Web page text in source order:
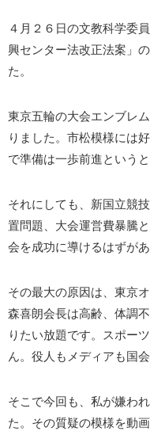
４月２６日の文教科学委
興センター法改正法案」
た。
東京五輪の大会エンブレ
りました。市松模様には
で準備は一歩前進という
それにしても、新国立競
置問題、大会運営費暴騰
会を成功に導けるはずがあ
その最大の原因は、東京
森喜朗会長は高齢、体調
りたい放題です。スポー
ん。役人もメディアも国
そこで今回も、私が嫌わ
た。その質疑の模様を動